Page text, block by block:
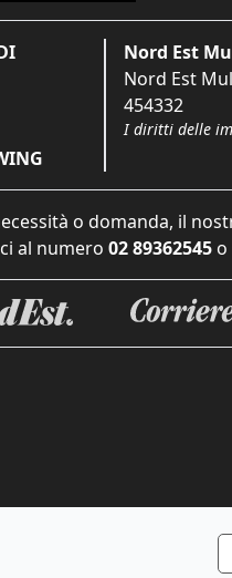
Nord Est
Nord Est
454332
I diritti delle
o domanda, il
al numero 02 89362545 o